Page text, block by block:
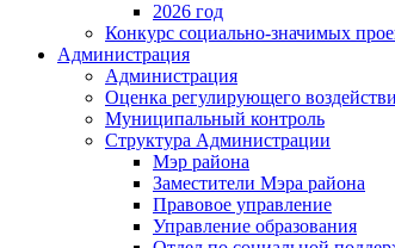
2026 год
Конкурс социально-значимых
Администрация
Администрация
Оценка регулирующего
Муниципальный контроль
Структура Администрации
Мэр района
Заместители Мэра района
Правовое управление
Управление образования